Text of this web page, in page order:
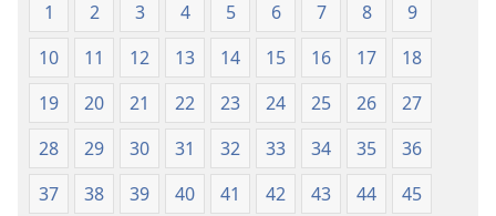
A
Tún
Ṣe
Lọ́dún
2018)
A
Tún
Ṣe
Lọ́dún
2018)
1 2 3 4 5 6 7 8
9
10
11 12 13 14 15 16 17
18
19
20 21 22 23 24 25 26
27
28
29 30 31 32 33 34 35
36
37
38 39 40 41 42 43 44
45